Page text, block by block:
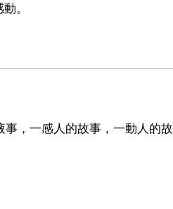
。
，一感人的故事，一動人的